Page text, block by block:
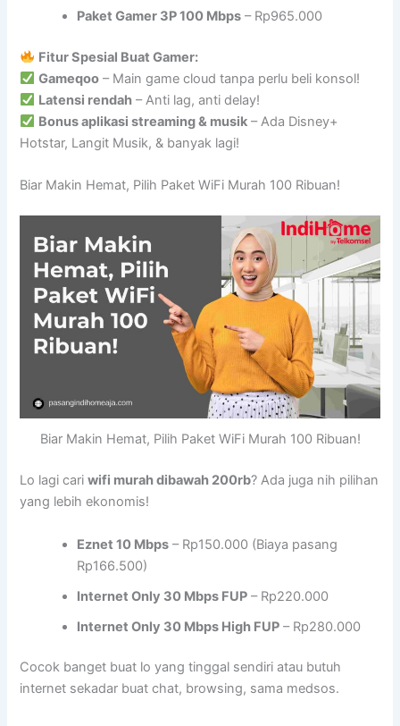
Paket Gamer 3P 100 Mbps – Rp965.000
Fitur Spesial Buat Gamer:
Gameqoo – Main game cloud tanpa perlu beli konsol!
Latensi rendah – Anti lag, anti delay!
Bonus aplikasi streaming & musik – Ada Disney+
Hotstar, Langit Musik, & banyak lagi!
Biar Makin Hemat, Pilih Paket WiFi Murah 100 Ribuan!
Biar Makin Hemat, Pilih Paket WiFi Murah 100 Ribuan!
Lo lagi cariwifi murah dibawah 200rb? Ada juga nih pilihan
yang lebih ekonomis!
Eznet 10 Mbps – Rp150.000 (Biaya pasang
Rp166.500)
Internet Only 30 Mbps FUP – Rp220.000
Internet Only 30 Mbps High FUP – Rp280.000
Cocok banget buat lo yang tinggal sendiri atau butuh
internet sekadar buat chat, browsing, sama medsos.